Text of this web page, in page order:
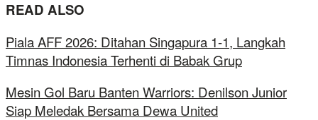
READ ALSO
Piala AFF 2026: Ditahan Singapura 1-1, Langkah
Timnas Indonesia Terhenti di Babak Grup
Mesin Gol Baru Banten Warriors: Denilson Junior
Siap Meledak Bersama Dewa United